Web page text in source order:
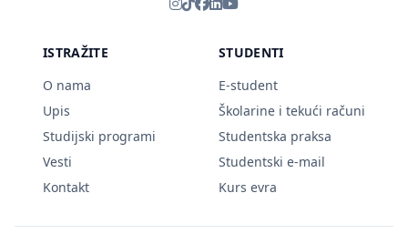
ISTRAŽITE
O nama
Upis
Studijski programi
Vesti
Kontakt
STUDENTI
E-student
Školarine i tekući računi
Studentska praksa
Studentski e-mail
Kurs evra